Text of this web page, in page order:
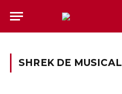
SHREK DE MUSICAL